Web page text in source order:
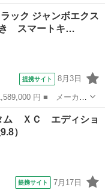
バス ■ グレード
メラ付 両側電動スラ
ック ジャンボエクス
スマートキ…
提携サイト 8月3日
ック ■ グレード
スマートキー ＬＥ
ム ＸＣ エディショ
）
提携サイト 7月17日